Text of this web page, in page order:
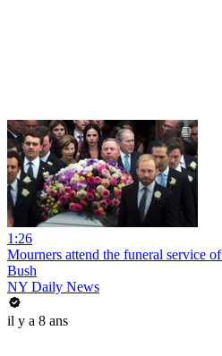
1:26
Mourners attend the funeral service
Bush
NY Daily News
il y a 8 ans